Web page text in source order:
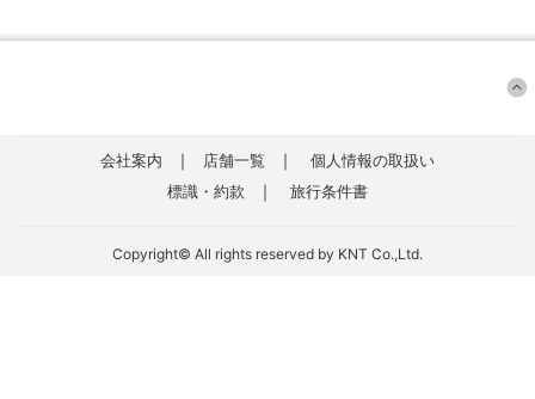
会社案内 ｜ 店舗一覧 ｜
個人情報の取扱い
標識・約款
｜ 旅行条件書
Copyright© All rights reserved by KNT Co.,Ltd.